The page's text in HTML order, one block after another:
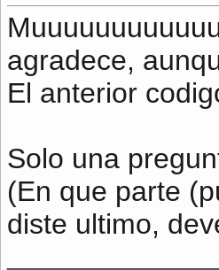
agradece,
El anterior
Solo una
(En que parte
diste ultimo,